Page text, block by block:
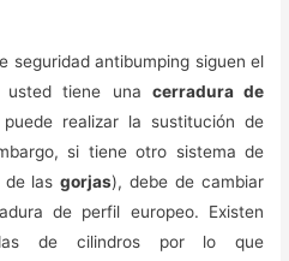
seguridad antibumping siguen el
usted tiene una cerradura de
puede realizar la sustitución de
si tiene otro sistema de
de lasgorjas), debe de cambiar
de perfil europeo. Existen
de cilindros por lo que